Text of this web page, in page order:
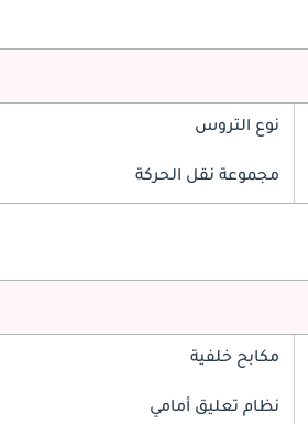
نوع التروس
مجموعة نقل الحركة
مكابح خلفية
نظام تعليق أمامي